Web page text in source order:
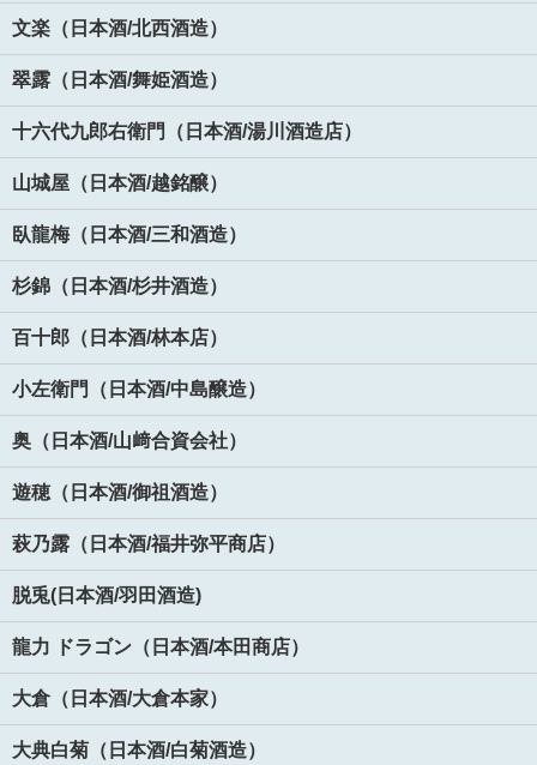
文楽（日本酒/北西酒造）
翠露（日本酒/舞姫酒造）
十六代九郎右衛門（日本酒/湯川酒造店）
山城屋（日本酒/越銘醸）
臥龍梅（日本酒/三和酒造）
杉錦（日本酒/杉井酒造）
百十郎（日本酒/林本店）
小左衛門（日本酒/中島醸造）
奥（日本酒/山﨑合資会社）
遊穂（日本酒/御祖酒造）
萩乃露（日本酒/福井弥平商店）
脱兎(日本酒/羽田酒造)
龍力 ドラゴン（日本酒/本田商店）
大倉（日本酒/大倉本家）
大典白菊（日本酒/白菊酒造）